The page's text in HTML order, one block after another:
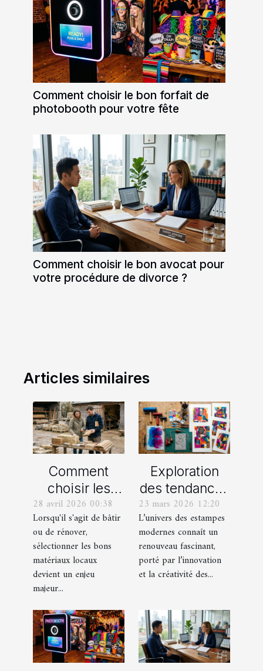
Comment choisir le bon forfait de
photobooth pour votre fête
Comment choisir le bon avocat pour
votre procédure de divorce ?
Articles similaires
Comment
choisir les
meilleurs
matériaux
locaux pour
votre maison ?
28 avril 2026 00:38
Lorsqu'il s'agit de bâtir
ou de rénover,
sélectionner les bons
matériaux locaux
devient un enjeu
majeur...
Exploration
des tendances
actuelles en
estampes
modernes
23 mars 2026 12:20
L’univers des estampes
modernes connaît un
renouveau fascinant,
porté par l’innovation
et la créativité des...